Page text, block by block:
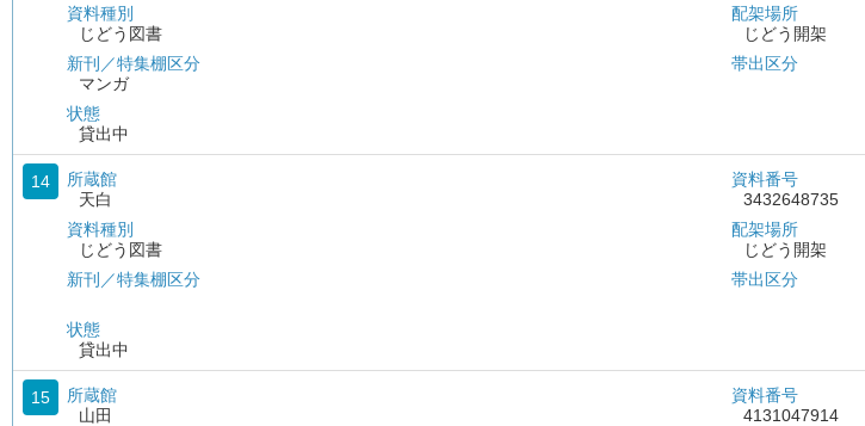
資料種別
じどう図書
新刊／特集棚区分
マンガ
状態
貸出中
配架場所
じどう開架
帯出区分
14
所蔵館
天白
資料種別
じどう図書
新刊／特集棚区分
状態
貸出中
資料番号
3432648735
配架場所
じどう開架
帯出区分
15
所蔵館
山田
資料番号
4131047914